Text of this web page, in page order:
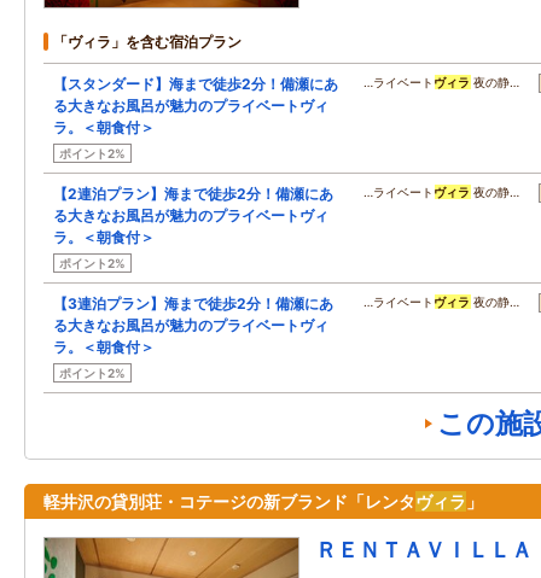
「ヴィラ」を含む宿泊プラン
【スタンダード】海まで徒歩2分！備瀬にあ
る大きなお風呂が魅力のプライベートヴィ
ラ。＜朝食付＞
ポイント2%
…ライベート ヴィラ 夜の静…
【2連泊プラン】海まで徒歩2分！備瀬にあ
る大きなお風呂が魅力のプライベートヴィ
ラ。＜朝食付＞
ポイント2%
…ライベート ヴィラ 夜の静…
【3連泊プラン】海まで徒歩2分！備瀬にあ
る大きなお風呂が魅力のプライベートヴィ
ラ。＜朝食付＞
ポイント2%
…ライベート ヴィラ 夜の静…
この施
軽井沢の貸別荘・コテージの新ブランド「レンタヴィラ 」
ＲＥＮＴＡＶＩＬＬ